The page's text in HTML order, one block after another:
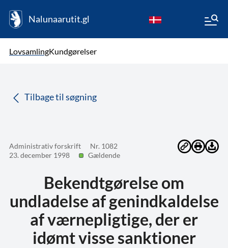
Nalunaarutit.gl
LovsamlingKundgørelser
Tilbage til søgning
Administrativ forskrift
Nr. 1082
23. december 1998
Gældende
Bekendtgørelse om
undladelse af genindkaldelse
af værnepligtige, der er
idømt visse sanktioner